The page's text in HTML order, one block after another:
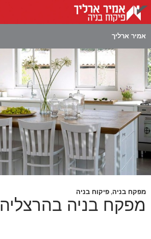
אמיר ארליך
מפקח בניה, פיקוח בניה
מפקח בניה בהרצליה